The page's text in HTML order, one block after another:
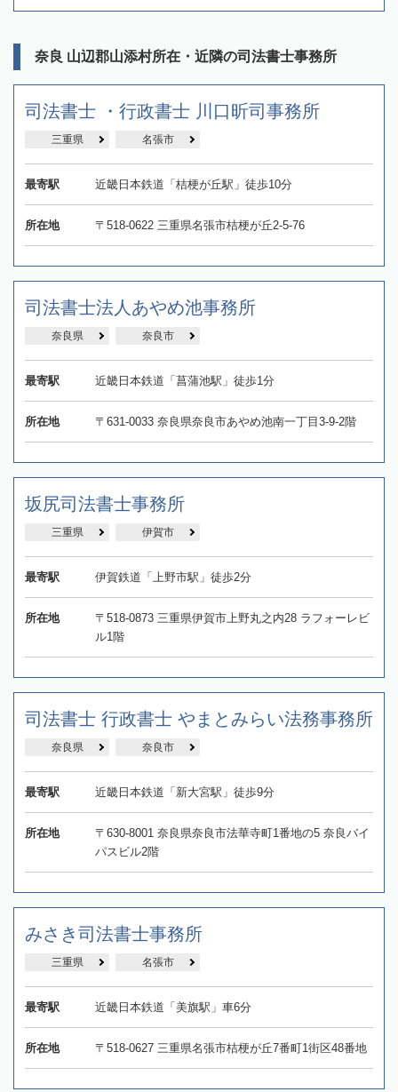
奈良 山辺郡山添村所在・近隣の司法書士事務所
司法書士 ・行政書士 川口昕司事務所
三重県 名張市
最寄駅 近畿日本鉄道「桔梗が丘駅」徒歩10分
所在地 〒518-0622 三重県名張市桔梗が丘2-5-76
司法書士法人あやめ池事務所
奈良県 奈良市
最寄駅 近畿日本鉄道「菖蒲池駅」徒歩1分
所在地 〒631-0033 奈良県奈良市あやめ池南一丁目3-9-2階
坂尻司法書士事務所
三重県 伊賀市
最寄駅 伊賀鉄道「上野市駅」徒歩2分
所在地
〒518-0873 三重県伊賀市上野丸之内28 ラフォーレビ
ル1階
司法書士 行政書士 やまとみらい法務事務所
奈良県 奈良市
最寄駅 近畿日本鉄道「新大宮駅」徒歩9分
所在地
〒630-8001 奈良県奈良市法華寺町1番地の5 奈良バイ
パスビル2階
みさき司法書士事務所
三重県 名張市
最寄駅 近畿日本鉄道「美旗駅」車6分
所在地 〒518-0627 三重県名張市桔梗が丘7番町1街区48番地